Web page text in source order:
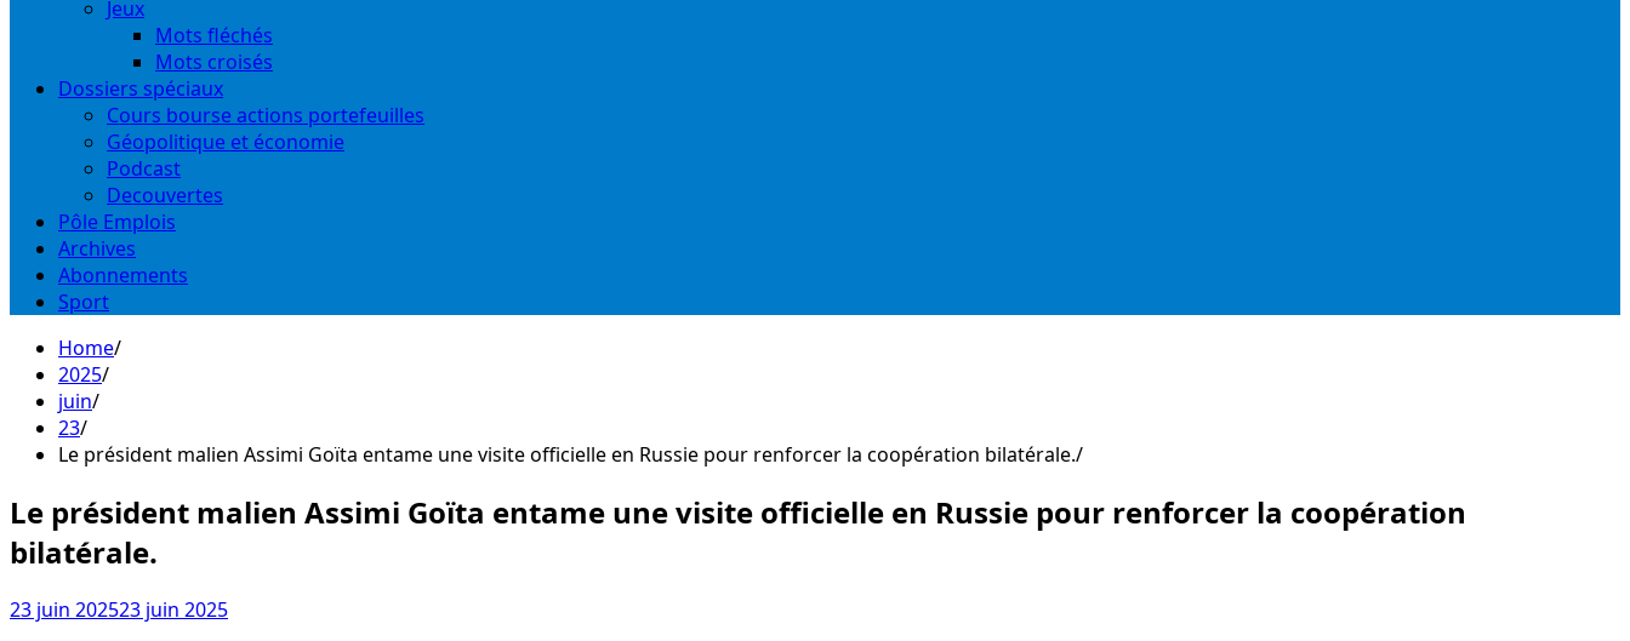
Jeux
Mots fléchés
Mots croisés
Dossiers spéciaux
Cours bourse actions portefeuilles
Géopolitique et économie
Podcast
Decouvertes
Pôle Emplois
Archives
Abonnements
Sport
Home
2025
juin
23
Le président malien Assimi Goïta entame une visite officielle en Russie pour renforcer la coopération bilatérale.
Le président malien Assimi Goïta entame une visite officielle en Russie pour renforcer la coopération
bilatérale.
23 juin 202523 juin 2025